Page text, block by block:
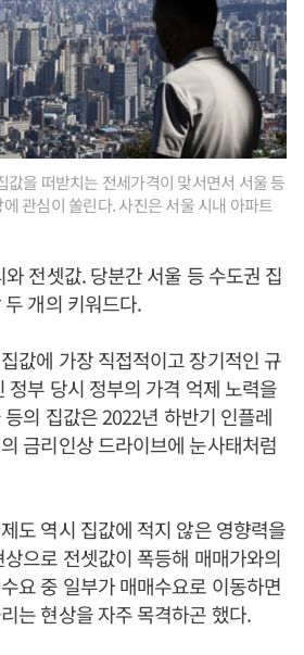
을 떠받치는 전세가격이 맞서면서 서울 등
관심이 쏠린다. 사진은 서울 시내 아파트
전셋값. 당분간 서울 등 수도권 집
개의 키워드다.
값에 가장 직접적이고 장기적인 규
정부 당시 정부의 가격 억제 노력을
의 집값은 2022년 하반기 인플레
금리인상 드라이브에 눈사태처럼
도 역시 집값에 적지 않은 영향력을
으로 전셋값이 폭등해 매매가와의
요 중 일부가 매매수요로 이동하면
는 현상을 자주 목격하곤 했다.